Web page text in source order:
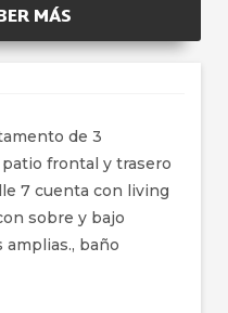
MÁS
de 3
frontal y trasero
7 cuenta con living
sobre y bajo
amplias., baño